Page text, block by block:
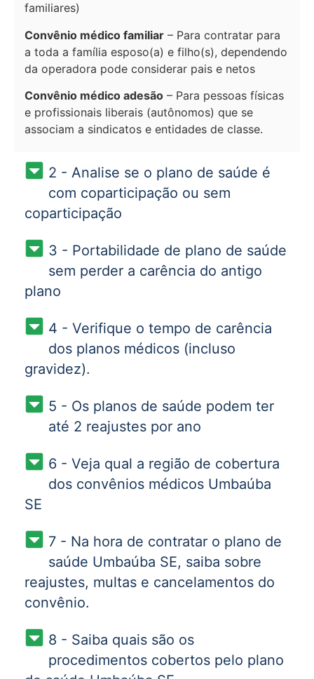
familiares)
Convênio médico familiar – Para contratar para
a toda a família esposo(a) e filho(s), dependendo
da operadora pode considerar pais e netos
Convênio médico adesão – Para pessoas físicas
e profissionais liberais (autônomos) que se
associam a sindicatos e entidades de classe.
2 - Analise se o plano de saúde é
com coparticipação ou sem
coparticipação
3 - Portabilidade de plano de saúde
sem perder a carência do antigo
plano
4 - Verifique o tempo de carência
dos planos médicos (incluso
gravidez).
5 - Os planos de saúde podem ter
até 2 reajustes por ano
6 - Veja qual a região de cobertura
dos convênios médicos Umbaúba
SE
7 - Na hora de contratar o plano de
saúde Umbaúba SE, saiba sobre
reajustes, multas e cancelamentos do
convênio.
8 - Saiba quais são os
procedimentos cobertos pelo plano